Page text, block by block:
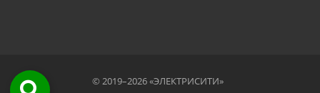
© 2019–2026 «ЭЛЕКТРИСИТИ»